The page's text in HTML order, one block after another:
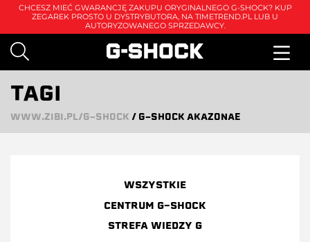
CHCESZ MIEĆ GWARANCJĘ ZAKUPU ORYGINALNEGO G-SHOCK? KUP
ZEGAREK PROSTO U DYSTRYBUTORA, NA TIMETREND.PL LUB U
AUTORYZOWANEGO SPRZEDAWCY.
TAGI
WWW.ZIBI.PL/G-SHOCK / G-SHOCK AKAZONAE
WSZYSTKIE
CENTRUM G-SHOCK
STREFA WIEDZY G